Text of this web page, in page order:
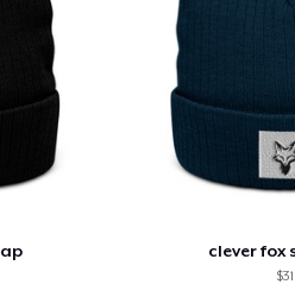
clever fox
$31
Panier